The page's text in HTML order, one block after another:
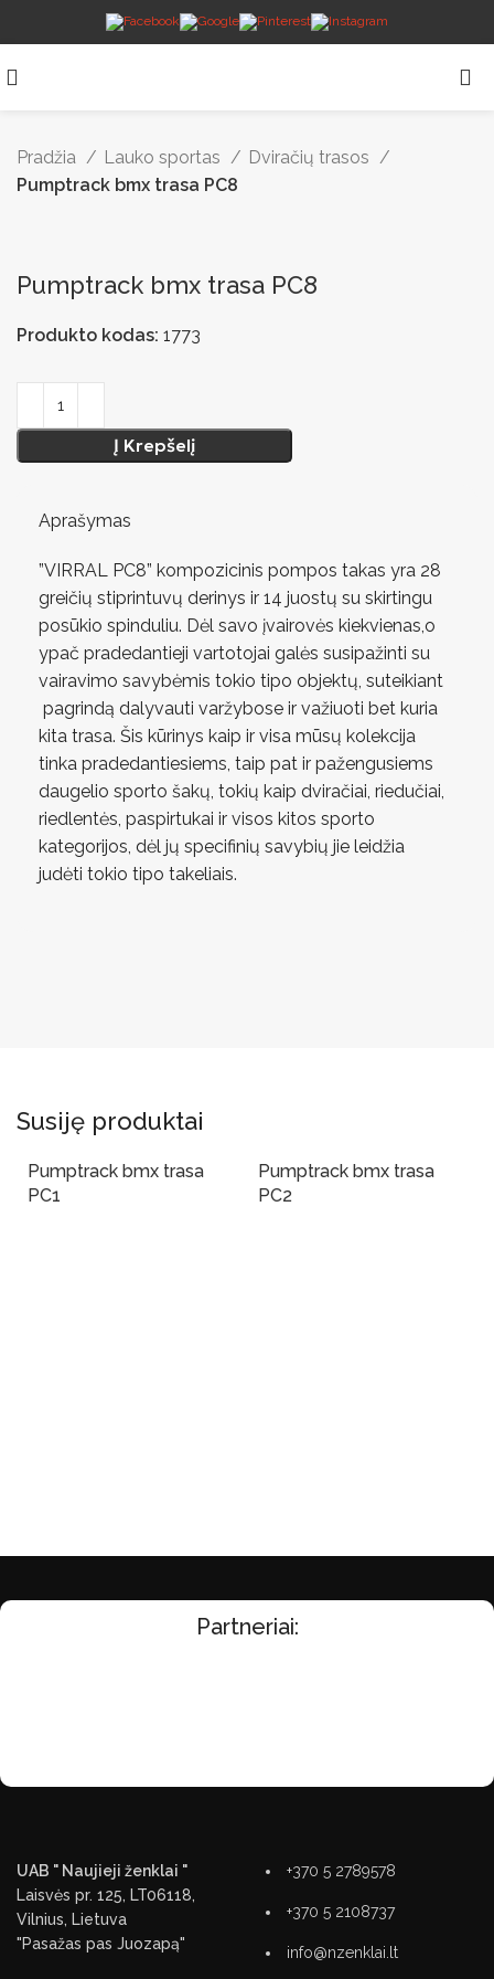
Pradžia Lauko sportas
Dviračių trasos
Pumptrack bmx trasa PC8
Pumptrack bmx trasa PC8
Produkto kodas: 1773
Į Krepšelį
Aprašymas
”VIRRAL PC8” kompozicinis pompos takas yra 28
greičių stiprintuvų derinys ir 14 juostų su skirtingu
posūkio spinduliu. Dėl savo įvairovės kiekvienas,o
ypač pradedantieji vartotojai galės susipažinti su
vairavimo savybėmis tokio tipo objektų, suteikiant
pagrindą dalyvauti varžybose ir važiuoti bet kuria
kita trasa. Šis kūrinys kaip ir visa mūsų kolekcija
tinka pradedantiesiems, taip pat ir pažengusiems
daugelio sporto šakų, tokių kaip dviračiai, riedučiai,
riedlentės, paspirtukai ir visos kitos sporto
kategorijos, dėl jų specifinių savybių jie leidžia
judėti tokio tipo takeliais.
Susiję produktai
Pumptrack bmx trasa
PC1
Pumptrack bmx trasa
PC2
Partneriai:
UAB " Naujieji ženklai "
Laisvės pr. 125, LT06118,
Vilnius, Lietuva
"Pasažas pas Juozapą"
+370 5 2789578
+370 5 2108737
info@nzenklai.lt